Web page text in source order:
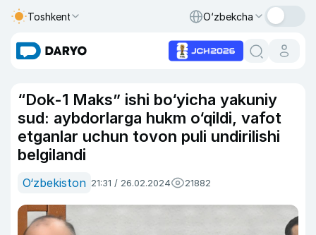
Toshkent O‘zbekcha
“Dok-1 Maks” ishi bo‘yicha yakuniy
sud: aybdorlarga hukm o‘qildi, vafot
etganlar uchun tovon puli undirilishi
belgilandi
O‘zbekiston 21:31 / 26.02.2024 21882